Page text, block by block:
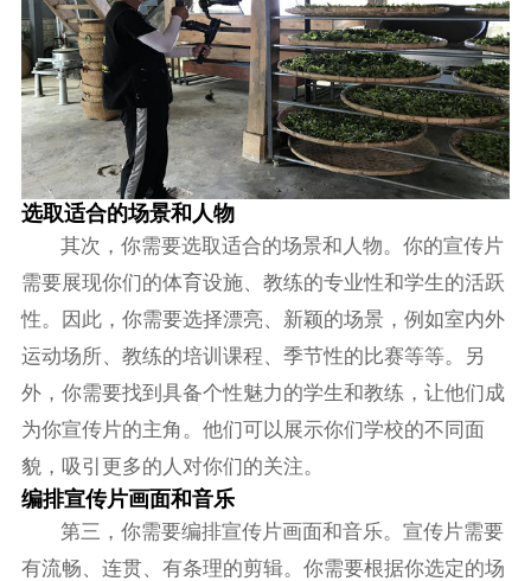
选取适合的场景和人物
其次，你需要选取适合的场景和人物。你的宣传片
需要展现你们的体育设施、教练的专业性和学生的活跃
性。因此，你需要选择漂亮、新颖的场景，例如室内外
运动场所、教练的培训课程、季节性的比赛等等。另
外，你需要找到具备个性魅力的学生和教练，让他们成
为你宣传片的主角。他们可以展示你们学校的不同面
貌，吸引更多的人对你们的关注。
编排宣传片画面和音乐
第三，你需要编排宣传片画面和音乐。宣传片需要
有流畅、连贯、有条理的剪辑。你需要根据你选定的场